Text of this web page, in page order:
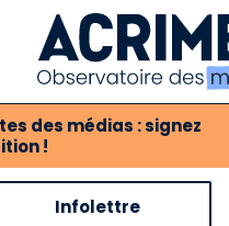
des médias : signez
!
Notre critique des
Infolettre